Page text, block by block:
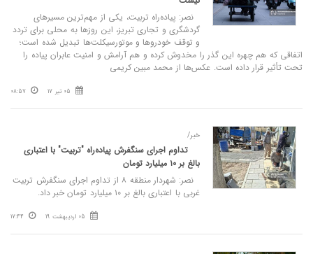
نصر: پیاده‌راه تربیت، یکی از مهم‌ترین مسیرهای
گردشگری و تجاری تبریز، این روزها به محلی برای تردد
و توقف خودروها و موتورسیکلت‌ها تبدیل شده است؛
اتفاقی که هم چهره این گذر را مخدوش کرده و هم آرامش و امنیت عابران پیاده را
تحت تأثیر قرار داده است. عکس‌ها از محمد مبین کریمی
05 تیر 17 08:57
خبر/
تداوم اجرای سنگفرش پیاده‌راه "تربیت" با اعتباری
بالغ بر ۱۰ میلیارد تومان
نصر: شهردار منطقه ۸ از تداوم اجرای سنگفرش تربیت
غربی با اعتباری بالغ بر ۱۰ میلیارد تومان خبر داد.
05 اردیبهشت 19 17:44